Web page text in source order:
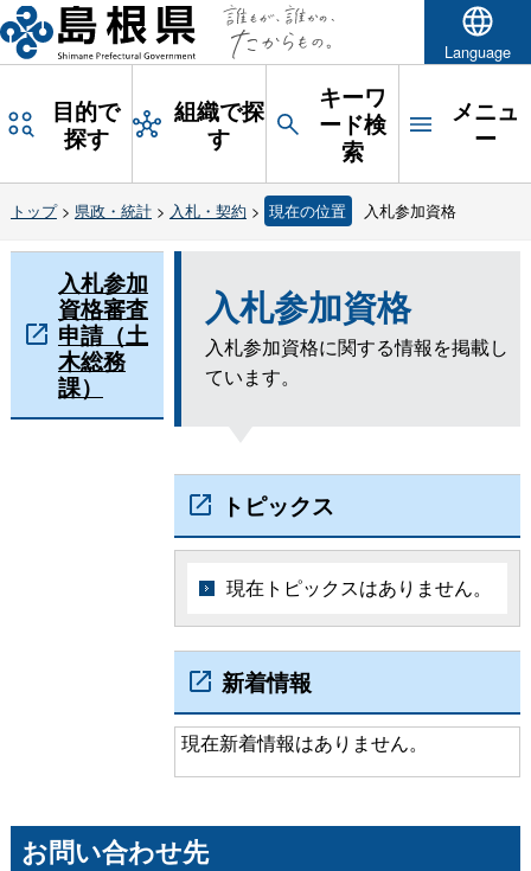
Language
目的で
探す
組織で探
す
キーワ
ード検
索
メニュ
ー
トップ> 県政・統計> 入札・契約 > 現在の位置 入札参加資格
入札参加資格
入札参加資格に関する情報を掲載し
ています。
トピックス
現在トピックスはありません。
新着情報
現在新着情報はありません。
入札参加
資格審査
申請（土
木総務
課）
お問い合わせ先